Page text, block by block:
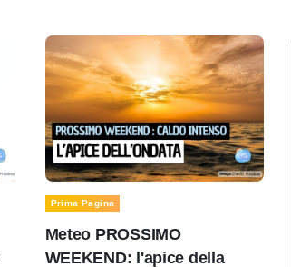
Prima Pagina
Meteo PROSSIMO
WEEKEND: l'apice della